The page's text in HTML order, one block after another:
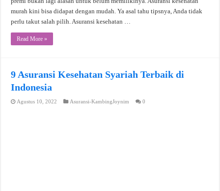
murah kini bisa didapat dengan mudah. Ya asal tahu tipsnya, Anda tidak
perlu takut salah pilih. Asuransi kesehatan …
Read More »
9 Asuransi Kesehatan Syariah Terbaik di
Indonesia
Agustus 10, 2022 Asuransi-KambingJoynim 0